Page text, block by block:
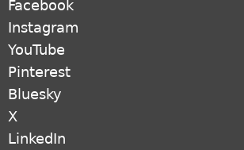
Instagram
YouTube
Pinterest
Bluesky
X
LinkedIn